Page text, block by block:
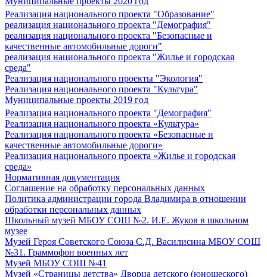
Реализация национального проекта "Образование"
реализация национального проекта "Демография"
реализация национального проекта "Безопасные и
качественные автомобильные дороги"
реализация национального проекта "Жилье и городская
среда"
Реализация национального проекты "Экология"
Реализация национального проекта "Культура"
Муниципальные проекты 2019 год
Реализация национального проекта "Демография"
Реализация национального проекта «Культура»
Реализация национального проекта «Безопасные и
качественные автомобильные дороги»
Реализация национального проекта «Жилье и городская
среда»
Нормативная документация
Соглашение на обработку персональных данных
Политика администрации города Владимира в отношении
обработки персональных данных
Школьный музей МБОУ СОШ №2. И.Е. Жуков в школьном
музее
Музей Героя Советского Союза С.Д. Василисина МБОУ СОШ
№31. Граммофон военных лет
Музей МБОУ СОШ №41
Музей «Страницы детства» Дворца детского (юношеского)